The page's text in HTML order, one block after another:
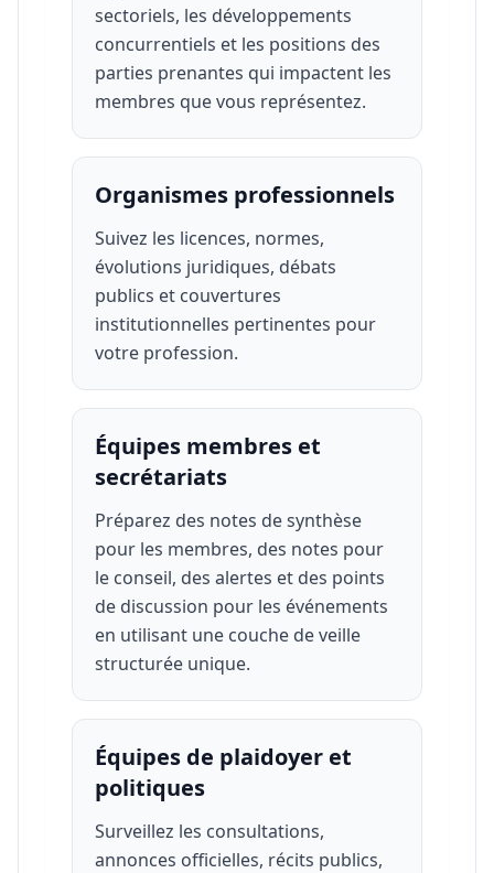
sectoriels, les développements
concurrentiels et les positions des
parties prenantes qui impactent les
membres que vous représentez.
Organismes professionnels
Suivez les licences, normes,
évolutions juridiques, débats
publics et couvertures
institutionnelles pertinentes pour
votre profession.
Équipes membres et
secrétariats
Préparez des notes de synthèse
pour les membres, des notes pour
le conseil, des alertes et des points
de discussion pour les événements
en utilisant une couche de veille
structurée unique.
Équipes de plaidoyer et
politiques
Surveillez les consultations,
annonces officielles, récits publics,